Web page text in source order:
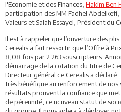
l'Economie et des Finances, Hakim Ben
participation des MM Fadhel Abdelkefi,
Valeurs et Salah Essayel, Président du
Il est à rappeler que l’ouverture des
Cerealis a fait ressortir que l’Offre à
8,08 fois par 2 263 souscripteurs.
démarrage de la cotation du titre de
Directeur général de Cerealis a déclaré
très bénéfique au renforcement de nos
résultats prouvent la confiance que met
de pérennité, ce nouveau statut de